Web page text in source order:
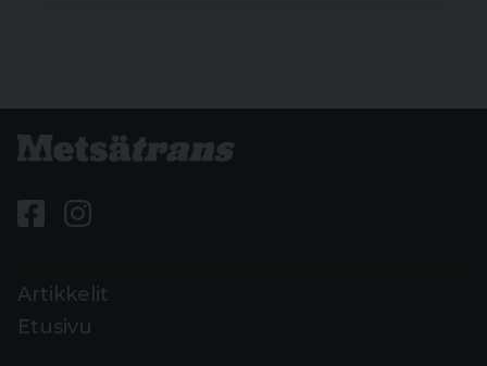
Artikkelit
Etusivu